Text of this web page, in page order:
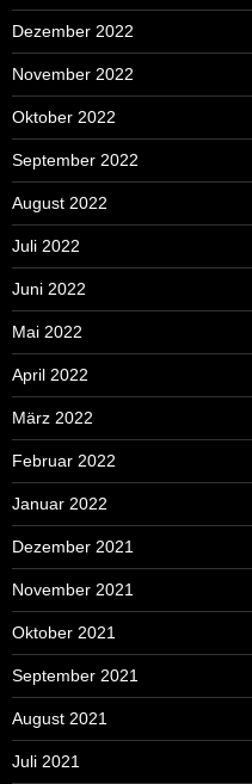
Dezember 2022
November 2022
Oktober 2022
September 2022
August 2022
Juli 2022
Juni 2022
Mai 2022
April 2022
März 2022
Februar 2022
Januar 2022
Dezember 2021
November 2021
Oktober 2021
September 2021
August 2021
Juli 2021